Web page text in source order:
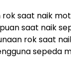
saat naik
saat naik
rok saat
sepeda